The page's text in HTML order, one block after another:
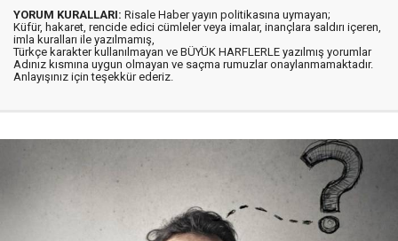
YORUM KURALLARI: Risale Haber yayın politikasına uymayan;
Küfür, hakaret, rencide edici cümleler veya imalar, inançlara saldırı içeren,
imla kuralları ile yazılmamış,
Türkçe karakter kullanılmayan ve BÜYÜK HARFLERLE yazılmış yorumlar
Adınız kısmına uygun olmayan ve saçma rumuzlar onaylanmamaktadır.
Anlayışınız için teşekkür ederiz.